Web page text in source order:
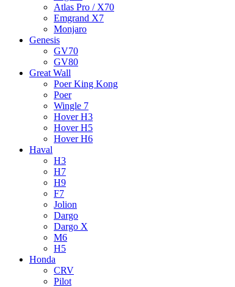
Atlas Pro / X70
Emgrand X7
Monjaro
Genesis
GV70
GV80
Great Wall
Poer King Kong
Poer
Wingle 7
Hover H3
Hover H5
Hover H6
Haval
H3
H7
H9
F7
Jolion
Dargo
Dargo X
M6
H5
Honda
CRV
Pilot